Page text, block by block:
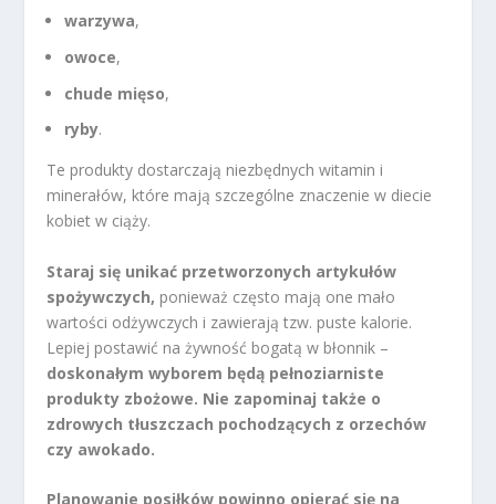
warzywa,
owoce,
chude mięso,
ryby.
Te produkty dostarczają niezbędnych witamin i
minerałów, które mają szczególne znaczenie w diecie
kobiet w ciąży.
Staraj się unikać przetworzonych artykułów
spożywczych, ponieważ często mają one mało
wartości odżywczych i zawierają tzw. puste kalorie.
Lepiej postawić na żywność bogatą w błonnik –
doskonałym wyborem będą pełnoziarniste
produkty zbożowe. Nie zapominaj także o
zdrowych tłuszczach pochodzących z orzechów
czy awokado.
Planowanie posiłków powinno opierać się na